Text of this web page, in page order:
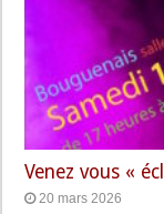
Venez vous «
20 mars 2026